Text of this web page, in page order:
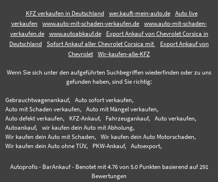
KFZ verkaufen in Deutschland wer.kauft-mein-auto.de
Auto live
verkaufen
www.auto-mit-schaden-verkaufen.de
www.auto-mit-schaden-
verkaufen.de
www.autoabkauf.de
Export Ankauf von Chevrolet Corsica in
Deutschland
Sofort Ankauf aller Chevrolet Corsica mit
Export Ankauf von
Chevrolet
Wir-kaufen-alle-KFZ
Wenn Sie sich unter den aufgeführten Suchbegriffen wiederfinden oder zu uns
gefunden haben, sind Sie richtig:
Gebrauchtwagenankauf,
Auto sofort verkaufen,
Auto mit Schaden verkaufen,
Auto mit Mängel verkaufen,
Auto defekt verkaufen,
KFZ-Ankauf, Fahrzeugankauf,
Auto verkaufen,
Autoankauf,
wir kaufen dein Auto mit Abholung,
Wir kaufen dein Auto mit Schaden,
Wir kaufen dein Auto Motorschaden,
Wir kaufen dein Auto ohne TÜV,
PKW-Ankauf, Autoexport,
Autoprofis - BarAnkauf- Benotet mit 4.76von 5.0 Punkten basierend auf 291
Bewertungen